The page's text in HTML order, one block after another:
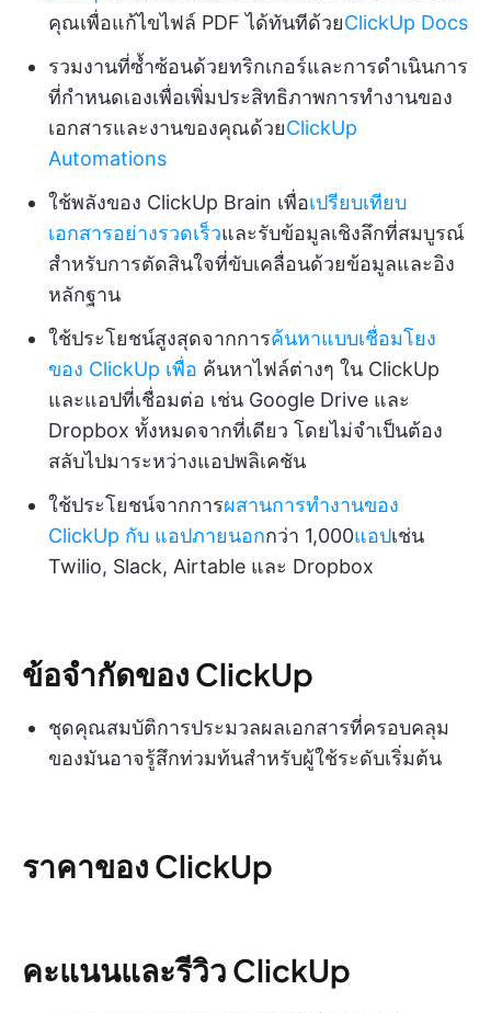
คุณเพื่อแก้ไขไฟล์ PDF ได้ทันทีด้วยClickUp Docs
รวมงานที่ซ้ำซ้อนด้วยทริกเกอร์และการดำเนินการ
ที่กำหนดเองเพื่อเพิ่มประสิทธิภาพการทำงานของ
เอกสารและงานของคุณด้วยClickUp
Automations
ใช้พลังของ ClickUp Brain เพื่อเปรียบเทียบ
เอกสารอย่างรวดเร็วและรับข้อมูลเชิงลึกที่สมบูรณ์
สำหรับการตัดสินใจที่ขับเคลื่อนด้วยข้อมูลและอิง
หลักฐาน
ใช้ประโยชน์สูงสุดจากการค้นหาแบบเชื่อมโยง
ของ ClickUp เพื่อ ค้นหาไฟล์ต่างๆ ใน ClickUp
และแอปที่เชื่อมต่อ เช่น Google Drive และ
Dropbox ทั้งหมดจากที่เดียว โดยไม่จำเป็นต้อง
สลับไปมาระหว่างแอปพลิเคชัน
ใช้ประโยชน์จากการผสานการทำงานของ
ClickUp กับ แอปภายนอกกว่า 1,000แอปเช่น
Twilio, Slack, Airtable และ Dropbox
ข้อจำกัดของ ClickUp
ชุดคุณสมบัติการประมวลผลเอกสารที่ครอบคลุม
ของมันอาจรู้สึกท่วมท้นสำหรับผู้ใช้ระดับเริ่มต้น
ราคาของ ClickUp
คะแนนและรีวิว ClickUp